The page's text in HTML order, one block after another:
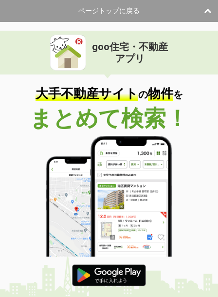
ページトップに戻る
goo住宅・不動産
アプリ
大手不動産サイトの物件を
まとめて検索！